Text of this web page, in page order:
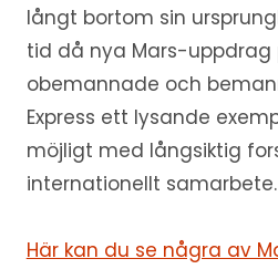
långt bortom sin
tid då nya Mars-uppdrag
obemannade och
Express ett lysande
möjligt med långsiktig
internationellt samarbete.
Här kan du se några av